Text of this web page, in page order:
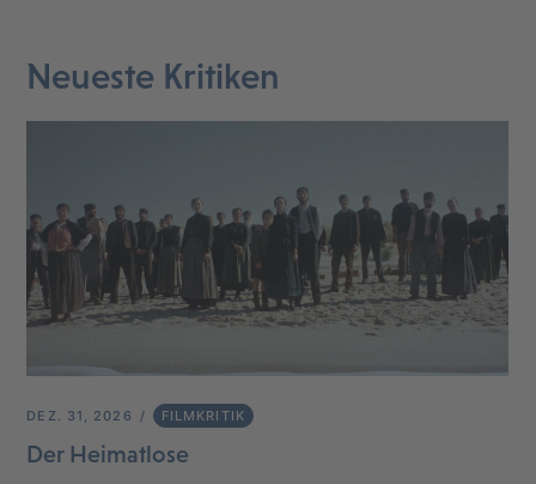
Neueste Kritiken
DEZ. 31, 2026 FILMKRITIK
Der Heimatlose